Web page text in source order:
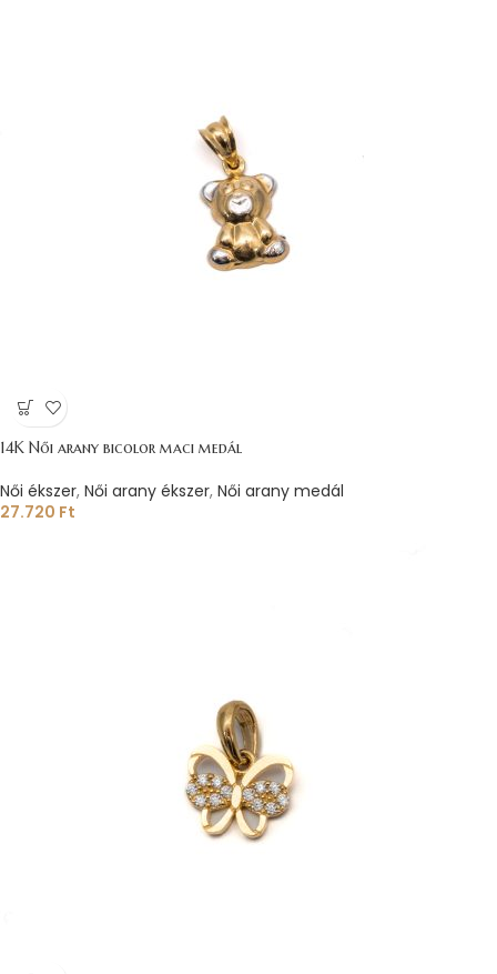
14K Női arany bicolor maci medál
Női ékszer, Női arany ékszer, Női arany medál
27.720 Ft